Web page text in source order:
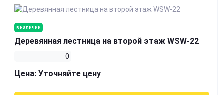
в наличии
Деревянная лестница на второй этаж WSW-22
0
Цена: Уточняйте цену